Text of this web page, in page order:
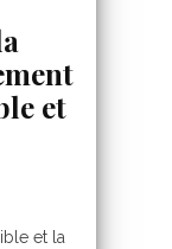
et
et la